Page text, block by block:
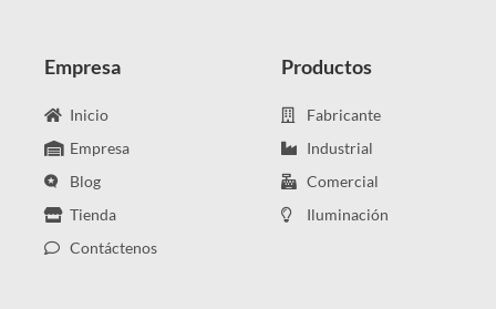
Empresa
Inicio
Empresa
Blog
Tienda
Contáctenos
Productos
Fabricante
Industrial
Comercial
Iluminación